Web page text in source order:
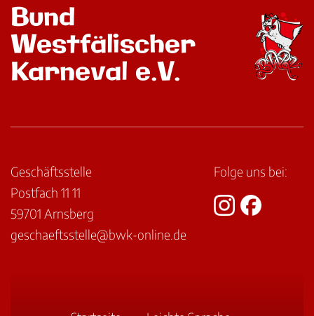
Bund
Westfälischer
Karneval e.V.
Geschäftsstelle
Postfach 11 11
59701 Arnsberg
geschaeftsstelle@bwk-online.de
Folge uns bei: